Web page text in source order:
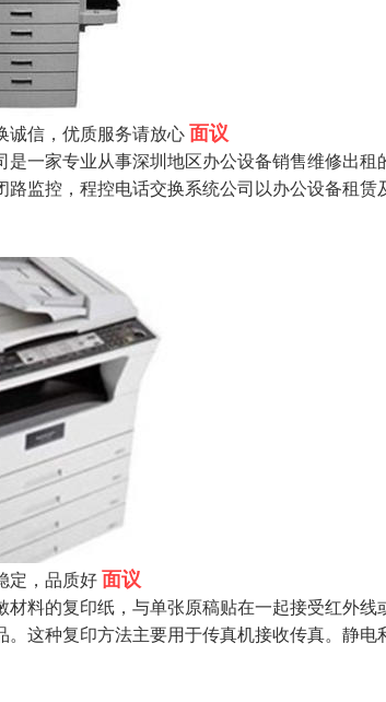
诚信，优质服务请放心面议
是一家专业从事深圳地区办公设备销售维修出
路监控，程控电话交换系统公司以办公设备租
定，品质好面议
材料的复印纸，与单张原稿贴在一起接受红外
。这种复印方法主要用于传真机接收传真。静